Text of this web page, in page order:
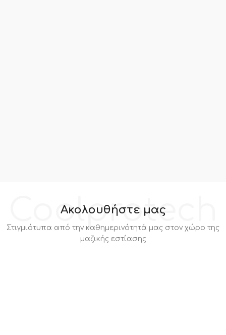
Coolprotech
Ακολουθήστε μας
Στιγμιότυπα από την καθημερινότητά μας στον χώρο της
μαζικής εστίασης